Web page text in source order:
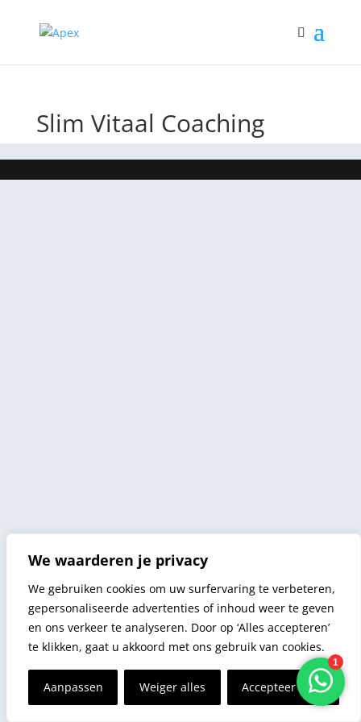
We waarderen je privacy
We gebruiken cookies om uw surfervaring te verbeteren,
gepersonaliseerde advertenties of inhoud weer te geven
en ons verkeer te analyseren. Door op ‘Alles accepteren’
te klikken, gaat u akkoord met ons gebruik van cookies.
Aanpassen Weiger alles Accepteer alles
Slim Vitaal Coaching